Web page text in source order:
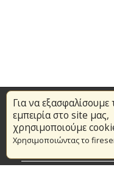
Για να
εμπειρία στο site μας,
χρησιμοποιούμε
Χρησιμοποιώντας το
Επικαιρότητα
Το Πυροσβεστικό Σώμα